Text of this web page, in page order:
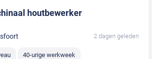
houtbewerker
2 dagen geleden
40-urige werkweek